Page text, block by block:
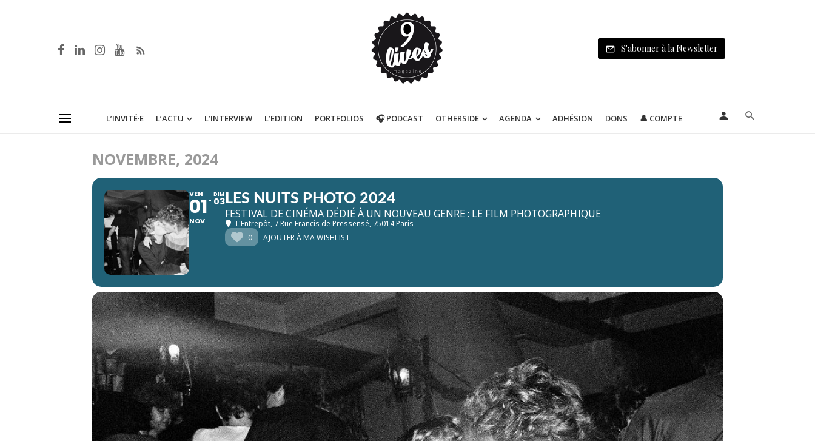
S'abonner à la Newsletter
L’INVITÉ·E L’ACTU L’INTERVIEW L’EDITION PORTFOLIOS 🎧 PODCAST OTHERSIDE AGENDA ADHÉSION DONS 👤 COMPTE
NOVEMBRE, 2024
VEN
01
NOV
DIM
03 LES NUITS PHOTO 2024
FESTIVAL DE CINÉMA DÉDIÉ À UN NOUVEAU GENRE : LE FILM PHOTOGRAPHIQUE
L'Entrepôt, 7 Rue Francis de Pressensé, 75014 Paris
0
AJOUTER À MA WISHLIST